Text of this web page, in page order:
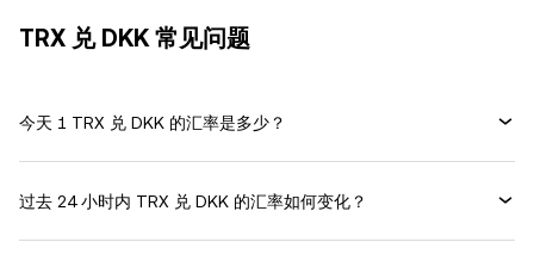
TRX 兑 DKK 常见问题
今天 1 TRX 兑 DKK 的汇率是多少？
过去 24 小时内 TRX 兑 DKK 的汇率如何变化？